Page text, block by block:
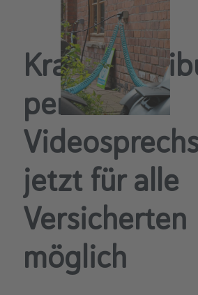
per
jetzt für alle
Versicherten
möglich